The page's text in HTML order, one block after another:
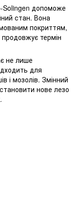
Solingen допоможе
стан. Вона
покриттям,
продовжує термін
не лише
для
і мозолів. Змінний
нове лезо